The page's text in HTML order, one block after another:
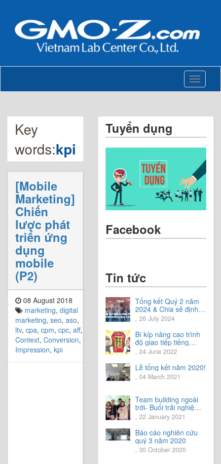
Toggle
Key
words:kpi
[Mobile
Marketing]
Chiến
lược phát
triển ứng
dụng
mobile
(P2)
08 August 2018
marketing, digital
marketing, seo, aso,
ltv, cpa, cpm, cpc, aff,
Context, Conversion,
Impression, kpi
Tuyển dụng
Facebook
Tin tức
Tổng kết Quý 2 năm
2024 & Chia sẻ định
hướng Quý 3 năm
2024
, 26 July 2024
Bí kíp nâng cao trình
độ giao tiếp tiếng
Nhật.
, 24 June 2022
Lễ tổng kết năm 2020!
, 04 March 2021
Team building ngoài
trời- Buổi trải nghiệm
tuyệt vời.
, 22 January 2021
Báo cáo nghiên cứu
quý 3 năm 2020
, 30 October 2020